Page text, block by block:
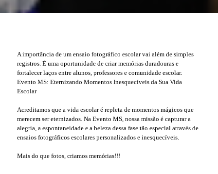
A importância de um ensaio fotográfico escolar vai além de simples
registros. É uma oportunidade de criar memórias duradouras e
fortalecer laços entre alunos, professores e comunidade escolar.
Evento MS: Eternizando Momentos Inesquecíveis da Sua Vida
Escolar
Acreditamos que a vida escolar é repleta de momentos mágicos que
merecem ser eternizados. Na Evento MS, nossa missão é capturar a
alegria, a espontaneidade e a beleza dessa fase tão especial através de
ensaios fotográficos escolares personalizados e inesquecíveis.
Mais do que fotos, criamos memórias!!!